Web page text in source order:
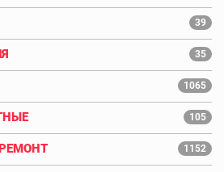
39
35
1065
105
1152